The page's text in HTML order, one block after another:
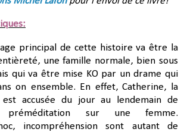
principal de cette histoire va être la
une famille normale, bien sous
qui va être mise KO par un drame qui
on ensemble. En effet, Catherine, la
accusée du jour au lendemain de
préméditation sur une femme.
incompréhension sont autant de